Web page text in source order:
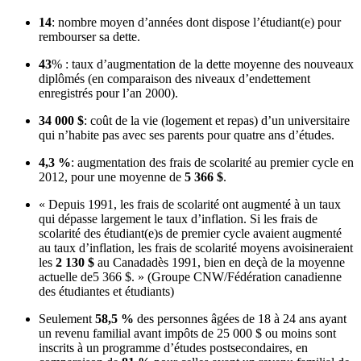
14: nombre moyen d’années dont dispose l’étudiant(e) pour
rembourser sa dette.
43% : taux d’augmentation de la dette moyenne des nouveaux
diplômés (en comparaison des niveaux d’endettement
enregistrés pour l’an 2000).
34 000 $: coût de la vie (logement et repas) d’un universitaire
qui n’habite pas avec ses parents pour quatre ans d’études.
4,3 %: augmentation des frais de scolarité au premier cycle en
2012, pour une moyenne de 5 366 $.
« Depuis 1991, les frais de scolarité ont augmenté à un taux
qui dépasse largement le taux d’inflation. Si les frais de
scolarité des étudiant(e)s de premier cycle avaient augmenté
au taux d’inflation, les frais de scolarité moyens avoisineraient
les 2 130 $ au Canadadès 1991, bien en deçà de la moyenne
actuelle de5 366 $. » (Groupe CNW/Fédération canadienne
des étudiantes et étudiants)
Seulement 58,5 % des personnes âgées de 18 à 24 ans ayant
un revenu familial avant impôts de 25 000 $ ou moins sont
inscrits à un programme d’études postsecondaires, en